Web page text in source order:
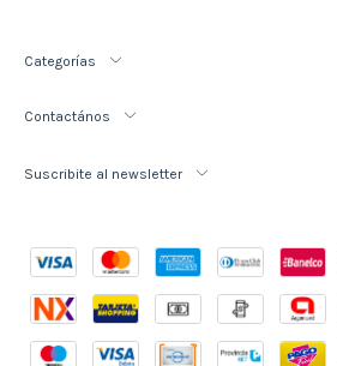
Categorías
Contactános
Suscribite al newsletter